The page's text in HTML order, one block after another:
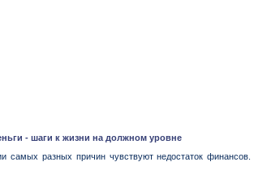
- шаги к жизни на должном уровне
самых разных причин чувствуют недостаток